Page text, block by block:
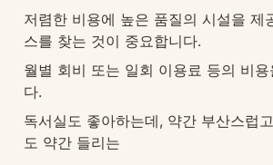
저렴한 비용에 높은 품질의 시설을 제
스를 찾는 것이 중요합니다.
월별 회비 또는 일회 이용료 등의 비
다.
독서실도 좋아하는데, 약간 부산스럽
도 약간 들리는